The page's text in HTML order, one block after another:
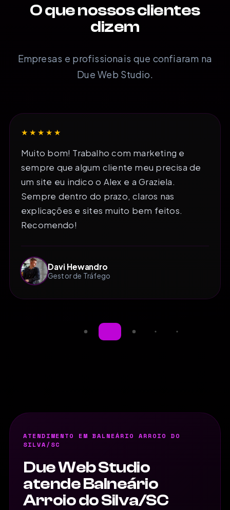
O que nossos clientes
dizem
Empresas e profissionais que confiaram na
Due Web Studio.
★★★★★
Muito bom! Trabalho com marketing e
sempre que algum cliente meu precisa de
um site eu indico o Alex e a Graziela.
Sempre dentro do prazo, claros nas
explicações e sites muito bem feitos.
Recomendo!
Davi Hewandro
Gestor de Tráfego
ATENDIMENTO EM BALNEÁRIO ARROIO DO
SILVA/SC
Due Web Studio
atende Balneário
Arroio do Silva/SC